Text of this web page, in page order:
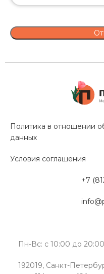
Политика в отношении
данных
Условия соглашения
+7
Пн-Вс: с 10:00 до 20:00
192019, Санкт-